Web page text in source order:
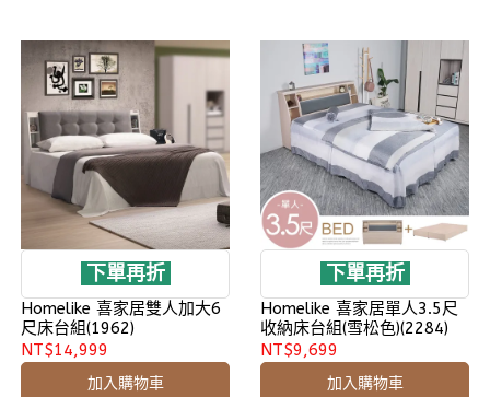
下單再折
Homelike 喜家居雙人加大6
尺床台組(1962)
NT$14,999
加入購物車
下單再折
Homelike 喜家居單人3.5尺
收納床台組(雪松色)(2284)
NT$9,699
加入購物車